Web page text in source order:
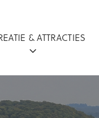
& ATTRACTIES